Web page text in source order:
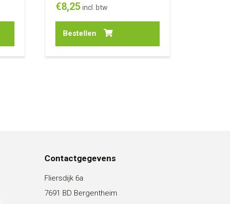
€8,25 incl. btw
Bestellen
Contactgegevens
Fliersdijk 6a
7691 BD Bergentheim